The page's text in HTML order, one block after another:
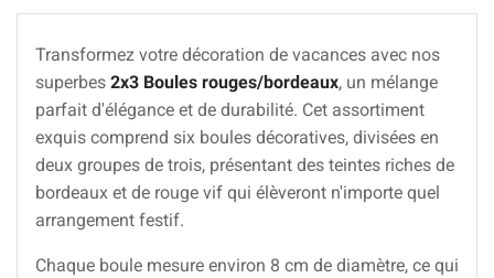
Transformez votre décoration de vacances avec nos
superbes 2x3 Boules rouges/bordeaux, un mélange
parfait d'élégance et de durabilité. Cet assortiment
exquis comprend six boules décoratives, divisées en
deux groupes de trois, présentant des teintes riches de
bordeaux et de rouge vif qui élèveront n'importe quel
arrangement festif.
Chaque boule mesure environ 8 cm de diamètre, ce qui